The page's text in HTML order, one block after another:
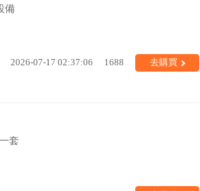
備
2026-07-17 02:37:06 1688 去購買
套